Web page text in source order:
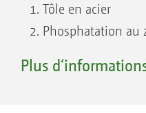
Tôle en acier
Phosphatation au
cataphorèse
Plus